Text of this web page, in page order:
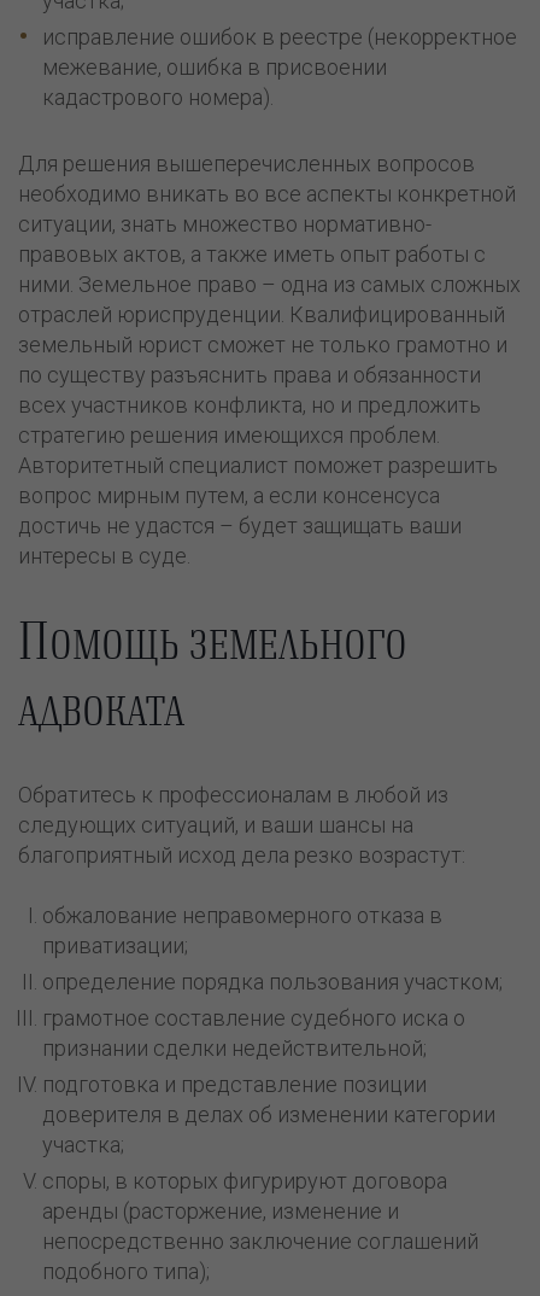
исправление ошибок в реестре (некорректное
межевание, ошибка в присвоении
кадастрового номера).
Для решения вышеперечисленных вопросов
необходимо вникать во все аспекты конкретной
ситуации, знать множество нормативно-
правовых актов, а также иметь опыт работы с
ними. Земельное право – одна из самых сложных
отраслей юриспруденции. Квалифицированный
земельный юрист сможет не только грамотно и
по существу разъяснить права и обязанности
всех участников конфликта, но и предложить
стратегию решения имеющихся проблем.
Авторитетный специалист поможет разрешить
вопрос мирным путем, а если консенсуса
достичь не удастся – будет защищать ваши
интересы в суде.
ПОМОЩЬ ЗЕМЕЛЬНОГО
АДВОКАТА
Обратитесь к профессионалам в любой из
следующих ситуаций, и ваши шансы на
благоприятный исход дела резко возрастут:
обжалование неправомерного отказа в
приватизации;
определение порядка пользования участком;
грамотное составление судебного иска о
признании сделки недействительной;
подготовка и представление позиции
доверителя в делах об изменении категории
участка;
споры, в которых фигурируют договора
аренды (расторжение, изменение и
непосредственно заключение соглашений
подобного типа);